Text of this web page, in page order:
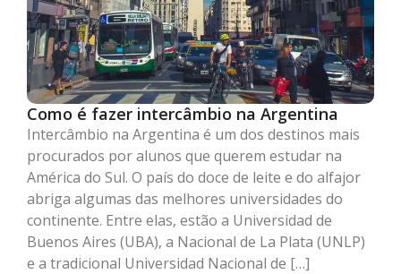
Como é fazer intercâmbio na Argentina
Intercâmbio na Argentina é um dos destinos mais
procurados por alunos que querem estudar na
América do Sul. O país do doce de leite e do alfajor
abriga algumas das melhores universidades do
continente. Entre elas, estão a Universidad de
Buenos Aires (UBA), a Nacional de La Plata (UNLP)
e a tradicional Universidad Nacional de […]